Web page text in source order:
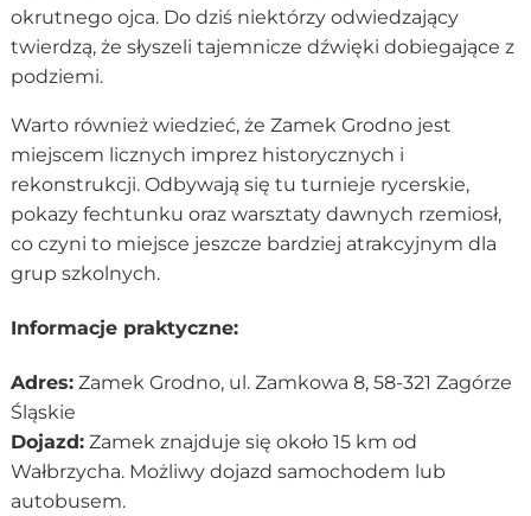
okrutnego ojca. Do dziś niektórzy odwiedzający
twierdzą, że słyszeli tajemnicze dźwięki dobiegające z
podziemi.
Warto również wiedzieć, że Zamek Grodno jest
miejscem licznych imprez historycznych i
rekonstrukcji. Odbywają się tu turnieje rycerskie,
pokazy fechtunku oraz warsztaty dawnych rzemiosł,
co czyni to miejsce jeszcze bardziej atrakcyjnym dla
grup szkolnych.
Informacje praktyczne:
Adres:Zamek Grodno, ul. Zamkowa 8, 58-321 Zagórze
Śląskie
Dojazd:Zamek znajduje się około 15 km od
Wałbrzycha. Możliwy dojazd samochodem lub
autobusem.